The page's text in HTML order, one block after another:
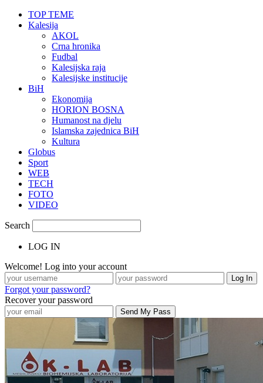
TOP TEME
Kalesija
AKOL
Crna hronika
Fudbal
Kalesijska raja
Kalesijske institucije
BiH
Ekonomija
HORION BOSNA
Humanost na djelu
Islamska zajednica BiH
Kultura
Globus
Sport
WEB
TECH
FOTO
VIDEO
Search
LOG IN
Welcome! Log into your account
Forgot your password?
Recover your password